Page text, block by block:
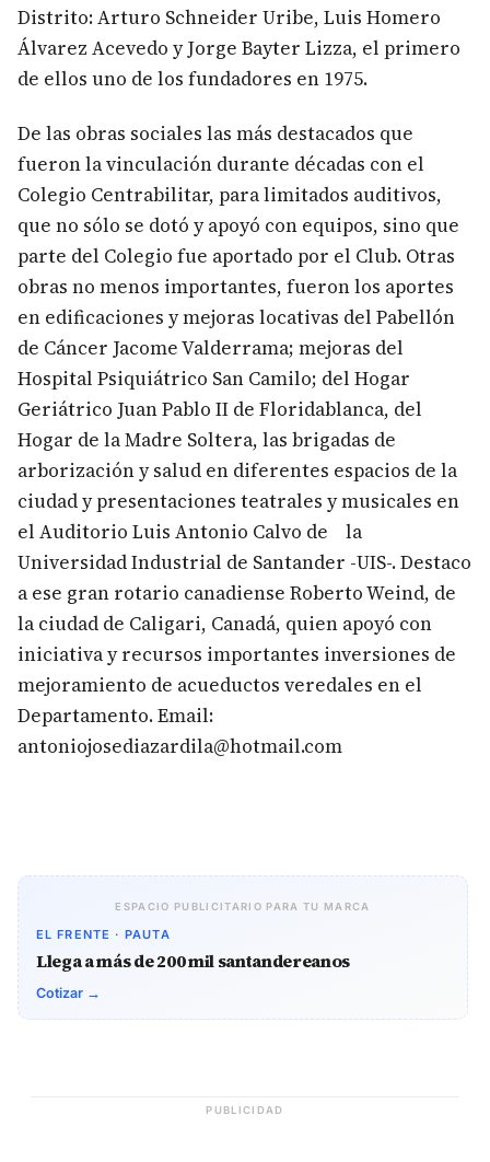
Distrito: Arturo Schneider Uribe, Luis Homero
Álvarez Acevedo y Jorge Bayter Lizza, el primero
de ellos uno de los fundadores en 1975.
De las obras sociales las más destacados que
fueron la vinculación durante décadas con el
Colegio Centrabilitar, para limitados auditivos,
que no sólo se dotó y apoyó con equipos, sino que
parte del Colegio fue aportado por el Club. Otras
obras no menos importantes, fueron los aportes
en edificaciones y mejoras locativas del Pabellón
de Cáncer Jacome Valderrama; mejoras del
Hospital Psiquiátrico San Camilo; del Hogar
Geriátrico Juan Pablo II de Floridablanca, del
Hogar de la Madre Soltera, las brigadas de
arborización y salud en diferentes espacios de la
ciudad y presentaciones teatrales y musicales en
el Auditorio Luis Antonio Calvo de la
Universidad Industrial de Santander -UIS-. Destaco
a ese gran rotario canadiense Roberto Weind, de
la ciudad de Caligari, Canadá, quien apoyó con
iniciativa y recursos importantes inversiones de
mejoramiento de acueductos veredales en el
Departamento. Email:
antoniojosediazardila@hotmail.com
ESPACIO PUBLICITARIO PARA TU MARCA
EL FRENTE · PAUTA
Llega a más de 200 mil santandereanos
Cotizar →
PUBLICIDAD